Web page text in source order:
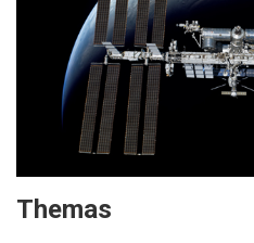
Themas